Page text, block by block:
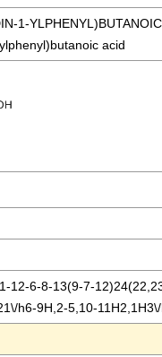
1-
acid
12-6-8-13(9-7-
h6-9H,2-5,10-